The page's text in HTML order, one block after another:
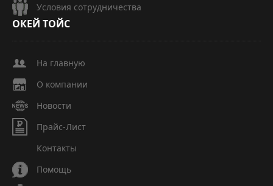
Условия сотрудничества
ОКЕЙ ТОЙС
На главную
О компании
Новости
Прайс-Лист
Контакты
Помощь